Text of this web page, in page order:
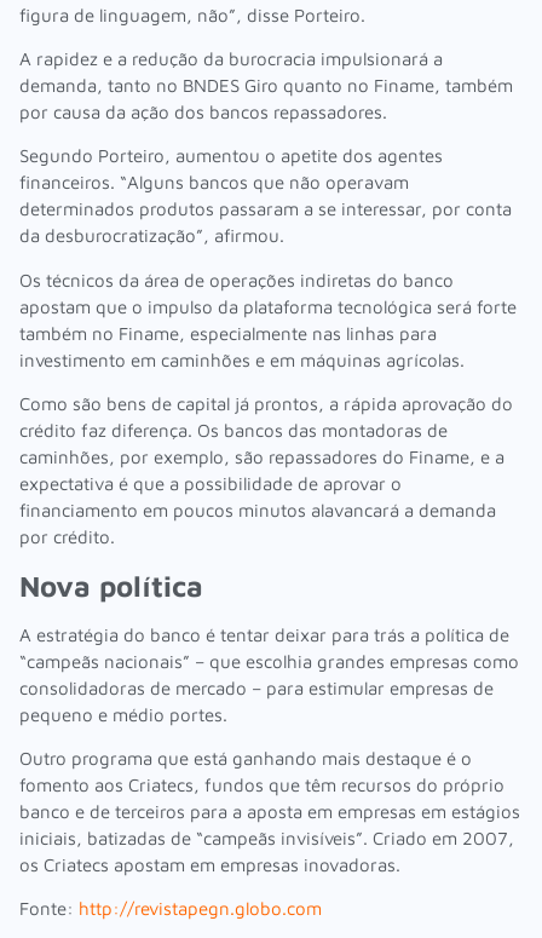
figura de linguagem, não”, disse Porteiro.
A rapidez e a redução da burocracia impulsionará a
demanda, tanto no BNDES Giro quanto no Finame, também
por causa da ação dos bancos repassadores.
Segundo Porteiro, aumentou o apetite dos agentes
financeiros. “Alguns bancos que não operavam
determinados produtos passaram a se interessar, por conta
da desburocratização”, afirmou.
Os técnicos da área de operações indiretas do banco
apostam que o impulso da plataforma tecnológica será forte
também no Finame, especialmente nas linhas para
investimento em caminhões e em máquinas agrícolas.
Como são bens de capital já prontos, a rápida aprovação do
crédito faz diferença. Os bancos das montadoras de
caminhões, por exemplo, são repassadores do Finame, e a
expectativa é que a possibilidade de aprovar o
financiamento em poucos minutos alavancará a demanda
por crédito.
Nova política
A estratégia do banco é tentar deixar para trás a política de
“campeãs nacionais” – que escolhia grandes empresas como
consolidadoras de mercado – para estimular empresas de
pequeno e médio portes.
Outro programa que está ganhando mais destaque é o
fomento aos Criatecs, fundos que têm recursos do próprio
banco e de terceiros para a aposta em empresas em estágios
iniciais, batizadas de “campeãs invisíveis”. Criado em 2007,
os Criatecs apostam em empresas inovadoras.
Fonte: http://revistapegn.globo.com